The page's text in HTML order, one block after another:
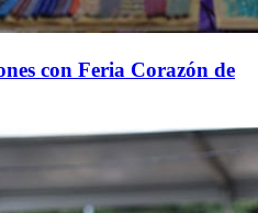
con Feria Corazón de